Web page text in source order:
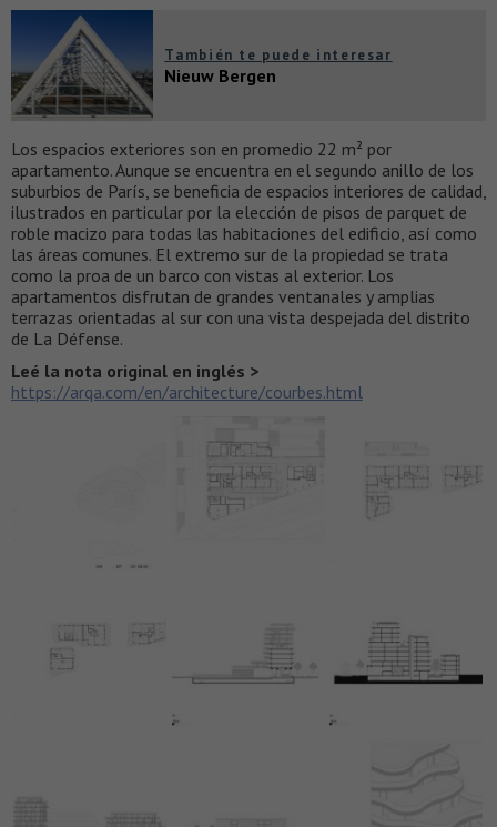
También te puede interesar
Nieuw Bergen
Los espacios exteriores son en promedio 22 m² por
apartamento. Aunque se encuentra en el segundo anillo de los
suburbios de París, se beneficia de espacios interiores de calidad,
ilustrados en particular por la elección de pisos de parquet de
roble macizo para todas las habitaciones del edificio, así como
las áreas comunes. El extremo sur de la propiedad se trata
como la proa de un barco con vistas al exterior. Los
apartamentos disfrutan de grandes ventanales y amplias
terrazas orientadas al sur con una vista despejada del distrito
de La Défense.
Leé la nota original en inglés >
https://arqa.com/en/architecture/courbes.html